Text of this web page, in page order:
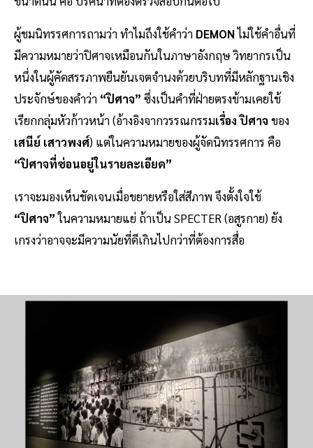
ผู้ชมนิทรรศการถามว่า ทำไมถึงใช้คำว่า DEMONไม่ใช้คำอื่นที่
มีความหมายว่าปิศาจเหมือนกันในภาษาอังกฤษ วิทยากรเป็น
หนึ่งในผู้คัดสรรภาพยืนยันเจตจำนงด้วยบริบทที่มีหลักฐานเชิง
ประจักษ์ของคำว่า “ปิศาจ” ซึ่งเป็นคำที่ฝ่ายตรงข้ามเคยใช้
เรียกกลุ่มหัวก้าวหน้า (อ้างอิงจากวรรณกรรมเรื่อง ปิศาจ ของ
เสนีย์ เสาวพงศ์) แต่ในความหมายของผู้จัดนิทรรศการ คือ
“ปิศาจที่ซ่อนอยู่ในรายละเอียด”
เราจะมองเห็นชัดเจนเมื่อขยายหรือใส่สีภาพ จึงตั้งใจใช้
“ปิศาจ”ในความหมายแย่ ถ้าเป็น SPECTER (อสูรกาย) ยัง
เกรงว่าอาจจะมีความนัยที่ดีเกินไปกว่าที่ต้องการสื่อ